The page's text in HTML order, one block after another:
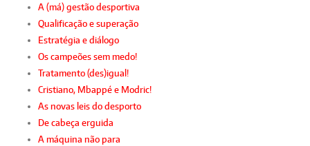
A (má) gestão desportiva
Qualificação e superação
Estratégia e diálogo
Os campeões sem medo!
Tratamento (des)igual!
Cristiano, Mbappé e Modric!
As novas leis do desporto
De cabeça erguida
A máquina não para